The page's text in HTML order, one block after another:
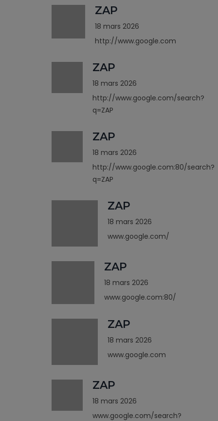
ZAP
18 mars 2026
http://www.google.com
ZAP
18 mars 2026
http://www.google.com/search?
q=ZAP
ZAP
18 mars 2026
http://www.google.com:80/search?
q=ZAP
ZAP
18 mars 2026
www.google.com/
ZAP
18 mars 2026
www.google.com:80/
ZAP
18 mars 2026
www.google.com
ZAP
18 mars 2026
www.google.com/search?